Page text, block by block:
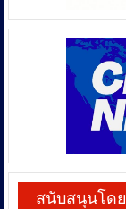
สนับสนุนโดย